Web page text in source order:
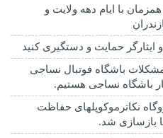
با ایام دهه ولایت و
حمایت و دستگیری کنید
باشگاه فوتبال نساجی
باشگاه نساجی هستیم.
نکاترموکوپلهای حفاظت
بازسازی شد.